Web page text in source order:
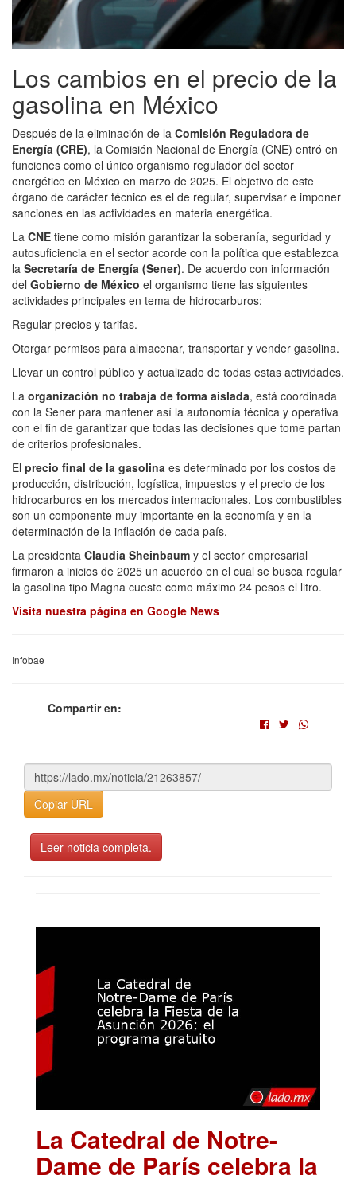
Los cambios en el precio de la
gasolina en México
Después de la eliminación de la Comisión Reguladora de
Energía (CRE), la Comisión Nacional de Energía (CNE) entró en
funciones como el único organismo regulador del sector
energético en México en marzo de 2025. El objetivo de este
órgano de carácter técnico es el de regular, supervisar e imponer
sanciones en las actividades en materia energética.
La CNE tiene como misión garantizar la soberanía, seguridad y
autosuficiencia en el sector acorde con la política que establezca
la Secretaría de Energía (Sener). De acuerdo con información
del Gobierno de México el organismo tiene las siguientes
actividades principales en tema de hidrocarburos:
Regular precios y tarifas.
Otorgar permisos para almacenar, transportar y vender gasolina.
Llevar un control público y actualizado de todas estas actividades.
La organización no trabaja de forma aislada, está coordinada
con la Sener para mantener así la autonomía técnica y operativa
con el fin de garantizar que todas las decisiones que tome partan
de criterios profesionales.
El precio final de la gasolina es determinado por los costos de
producción, distribución, logística, impuestos y el precio de los
hidrocarburos en los mercados internacionales. Los combustibles
son un componente muy importante en la economía y en la
determinación de la inflación de cada país.
La presidenta Claudia Sheinbaum y el sector empresarial
firmaron a inicios de 2025 un acuerdo en el cual se busca regular
la gasolina tipo Magna cueste como máximo 24 pesos el litro.
Visita nuestra página en Google News
Infobae
Compartir en:
Copiar URL
Leer noticia completa.
La Catedral de Notre-
Dame de París celebra la